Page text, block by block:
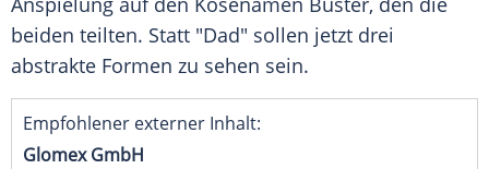
beiden teilten. Statt "Dad" sollen jetzt drei
abstrakte Formen zu sehen sein.
Empfohlener externer Inhalt:
Glomex GmbH